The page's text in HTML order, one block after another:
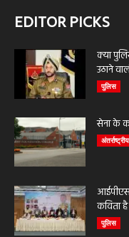
EDITOR PICKS
क्या
उठाने
पुलिस
सेना के
अंतर्राष्ट्रीय
कविता है
पुलिस